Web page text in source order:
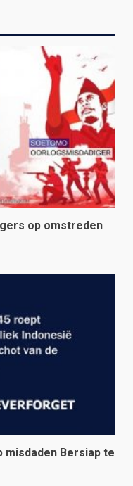
op omstreden
misdaden Bersiap te